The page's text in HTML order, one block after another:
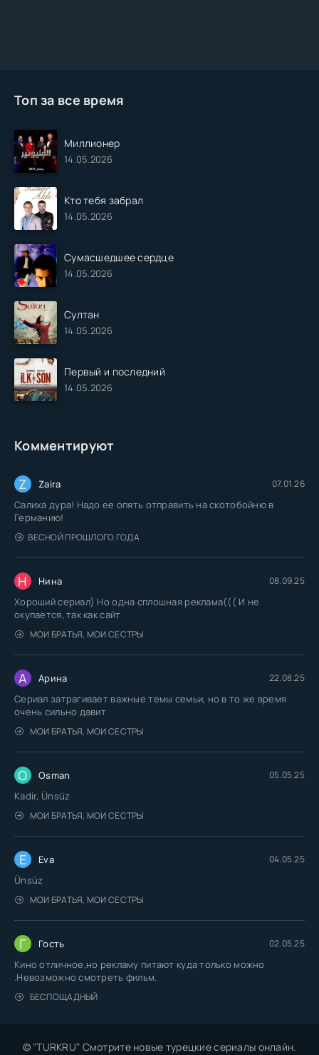
Топ за все время
Миллионер
14.05.2026
Кто тебя забрал
14.05.2026
Сумасшедшее сердце
14.05.2026
Султан
14.05.2026
Первый и последний
14.05.2026
Комментируют
Z Zaira 07.01.26
Салиха дура! Надо ее опять отправить на скотобойню в
Германию!
ВЕСНОЙ ПРОШЛОГО ГОДА
Н Нина 08.09.25
Хороший сериал) Но одна сплошная реклама((( И не
окупается, так как сайт
МОИ БРАТЬЯ, МОИ СЕСТРЫ
А Арина 22.08.25
Сериал затрагивает важные темы семьи, но в то же время
очень сильно давит
МОИ БРАТЬЯ, МОИ СЕСТРЫ
O Osman 05.05.25
Kadir, Ünsüz
МОИ БРАТЬЯ, МОИ СЕСТРЫ
E Eva 04.05.25
Ünsüz
МОИ БРАТЬЯ, МОИ СЕСТРЫ
Г Гость 02.05.25
Кино отличное,но рекламу питают куда только можно
.Невозможно смотреть фильм.
БЕСПОЩАДНЫЙ
© "TURKRU" Смотрите новые турецкие сериалы онлайн.